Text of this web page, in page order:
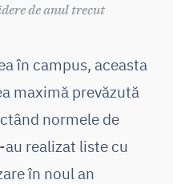
de anul trecut
în campus, aceasta
maximă prevăzută
normele de
realizat liste cu
în noul an